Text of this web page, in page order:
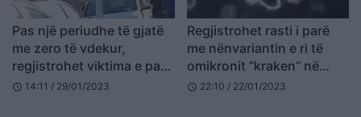
Pas një periudhe të gjatë
me zero të vdekur,
regjistrohet viktima e parë
nga Covid-19 në Kosovë
schedule 14:11 / 29/01/2023
Regjistrohet rasti i parë
me nënvariantin e ri të
omikronit “kraken” në
Maqedoninë e Veriut
schedule 22:10 / 22/01/2023